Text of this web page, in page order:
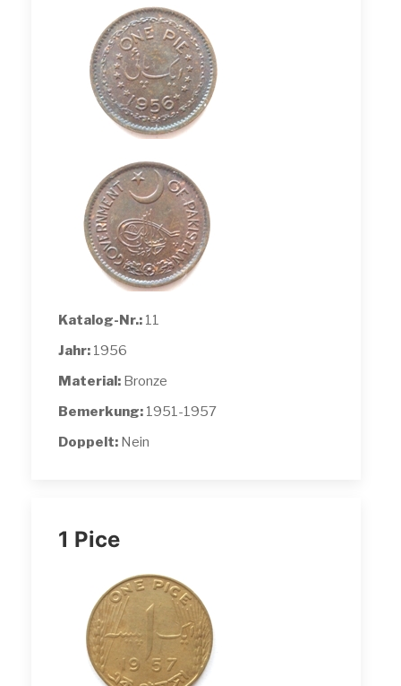
Katalog-Nr.: 11
Jahr: 1956
Material: Bronze
Bemerkung: 1951-1957
Doppelt: Nein
1 Pice